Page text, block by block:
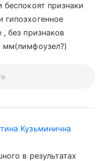
признаки
без признаков
Кузьминична
в результатах